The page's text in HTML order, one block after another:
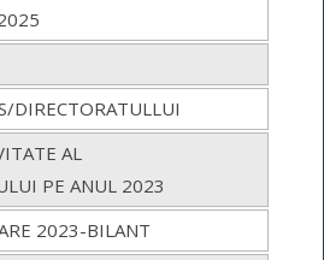
DIRECTORATULLUI
AL
PE ANUL 2023
2023-BILANT